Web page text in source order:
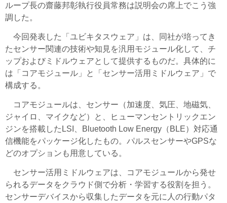
ループ長の齋藤邦彰執行役員常務は説明会の席上でこう強
調した。
今回発表した「ユビキタスウェア」は、同社が培ってき
たセンサー関連の技術や知見を汎用モジュール化して、チ
ップおよびミドルウェアとして提供するものだ。具体的に
は「コアモジュール」と「センサー活用ミドルウェア」で
構成する。
コアモジュールは、センサー（加速度、気圧、地磁気、
ジャイロ、マイクなど）と、ヒューマンセントリックエン
ジンを搭載したLSI、Bluetooth Low Energy（BLE）対応通
信機能をパッケージ化したもの。パルスセンサーやGPSな
どのオプションも用意している。
センサー活用ミドルウェアは、コアモジュールから発せ
られるデータをクラウド側で分析・学習する役割を担う。
センサーデバイスから収集したデータを元に人の行動パタ